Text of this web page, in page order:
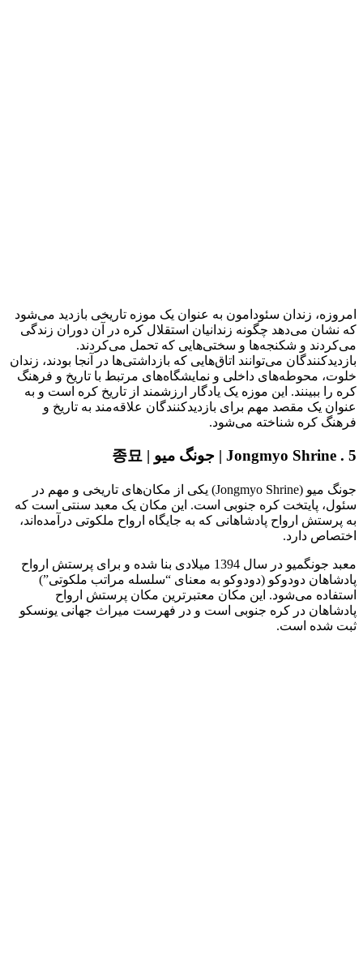
امروزه، زندان سئودامون به عنوان یک موزه تاریخی بازدید می‌شود
که نشان می‌دهد چگونه زندانیان استقلال کره در آن دوران زندگی
می‌کردند و شکنجه‌ها و سختی‌هایی که تحمل می‌کردند.
بازدیدکنندگان می‌توانند اتاق‌هایی که بازداشتی‌ها در آنجا بودند، زندان
خلوت، محوطه‌های داخلی و نمایشگاه‌های مرتبط با تاریخ و فرهنگ
کره را ببینند. این موزه یک یادگار ارزشمند از تاریخ کره است و به
عنوان یک مقصد مهم برای بازدیدکنندگان علاقه‌مند به تاریخ و
فرهنگ کره شناخته می‌شود.
5 . Jongmyo Shrine | جونگ میو | 종묘
جونگ میو (Jongmyo Shrine) یکی از مکان‌های تاریخی و مهم در
سئول، پایتخت کره جنوبی است. این مکان یک معبد سنتی است که
به پرستش ارواح پادشاهانی که به جایگاه ارواح ملکوتی درآمده‌اند،
اختصاص دارد.
معبد جونگمیو در سال 1394 میلادی بنا شده و برای پرستش ارواح
پادشاهان دودوکو (دودوکو به معنای “سلسله مراتب ملکوتی”)
استفاده می‌شود. این مکان معتبرترین مکان پرستش ارواح
پادشاهان در کره جنوبی است و در فهرست میراث جهانی یونسکو
ثبت شده است.